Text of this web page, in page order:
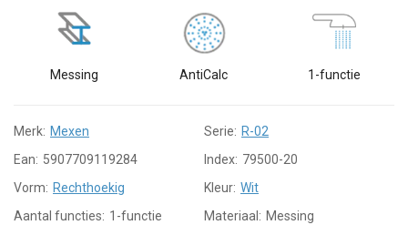
Messing AntiCalc 1-functie
Merk: Mexen Serie: R-02
Ean: 5907709119284 Index: 79500-20
Vorm: Rechthoekig Kleur: Wit
Aantal functies: 1-functie Materiaal: Messing